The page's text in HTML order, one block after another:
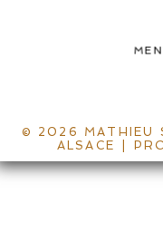
© 2026 MATHIEU
ALSACE